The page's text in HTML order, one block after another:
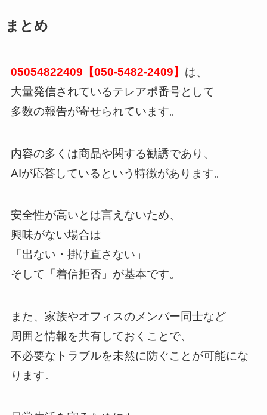
まとめ
05054822409【050-5482-2409】 は、
大量発信されているテレアポ番号として
多数の報告が寄せられています。
内容の多くは商品や関する勧誘であり、
AIが応答しているという特徴があります。
安全性が高いとは言えないため、
興味がない場合は
「出ない・掛け直さない」
そして「着信拒否」が基本です。
また、家族やオフィスのメンバー同士など
周囲と情報を共有しておくことで、
不必要なトラブルを未然に防ぐことが可能にな
ります。